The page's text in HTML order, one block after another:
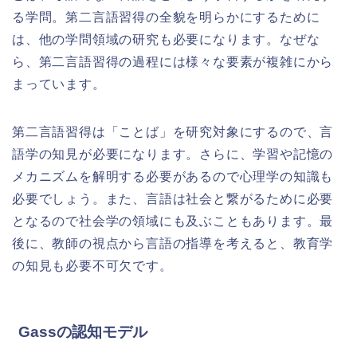
る学問。第二言語習得の全貌を明らかにするために
は、他の学問領域の研究も必要になります。なぜな
ら、第二言語習得の過程には様々な要素が複雑にから
まっています。
第二言語習得は「ことば」を研究対象にするので、言
語学の知見が必要になります。さらに、学習や記憶の
メカニズムを解明する必要があるので心理学の知識も
必要でしょう。また、言語は社会と繋がるために必要
となるので社会学の領域にも及ぶこともあります。最
後に、教師の視点から言語の指導を考えると、教育学
の知見も必要不可欠です。
Gassの認知モデル